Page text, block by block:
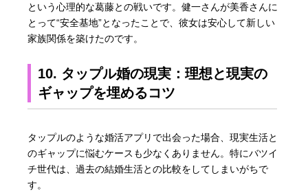
という心理的な葛藤との戦いです。健一さんが美香さんに
とって“安全基地”となったことで、彼女は安心して新しい
家族関係を築けたのです。
10. タップル婚の現実：理想と現実の
ギャップを埋めるコツ
タップルのような婚活アプリで出会った場合、現実生活と
のギャップに悩むケースも少なくありません。特にバツイ
チ世代は、過去の結婚生活との比較をしてしまいがちで
す。